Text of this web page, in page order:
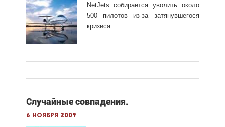
NetJets собирается уволить около
500 пилотов из-за затянувшегося
кризиса.
Случайные совпадения.
6 ноября 2009